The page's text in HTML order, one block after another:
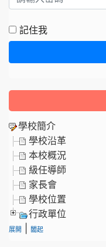
記住我
學校簡介
學校沿革
本校概況
級任導師
家長會
學校位置
行政單位
展開 闔起